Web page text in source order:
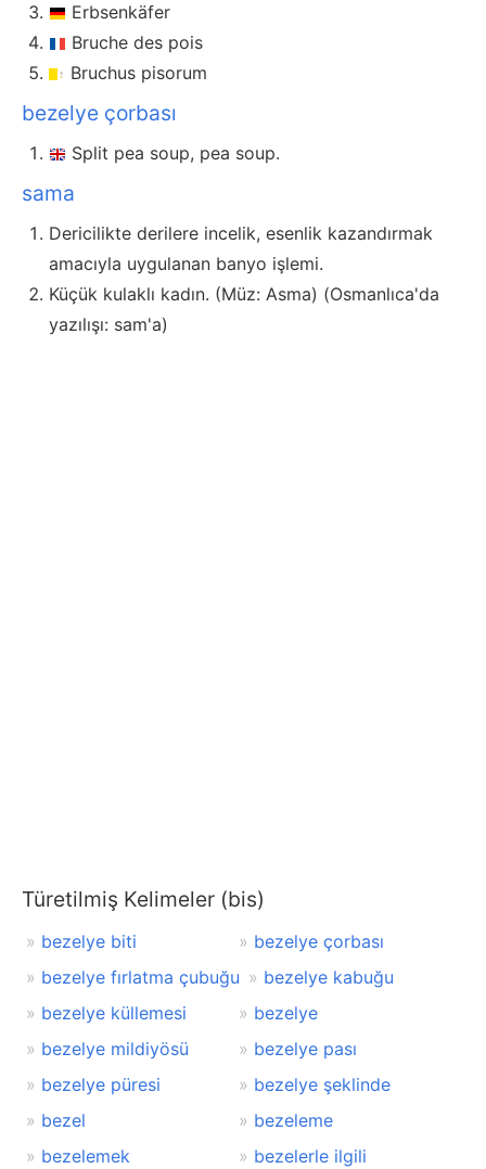
Erbsenkäfer
Bruche des pois
Bruchus pisorum
bezelye çorbası
Split pea soup, pea soup.
sama
Dericilikte derilere incelik, esenlik kazandırmak
amacıyla uygulanan banyo işlemi.
Küçük kulaklı kadın. (Müz: Asma) (Osmanlıca'da
yazılışı: sam'a)
Türetilmiş Kelimeler (bis)
bezelye biti
bezelye çorbası
bezelye fırlatma çubuğu
bezelye kabuğu
bezelye küllemesi
bezelye
bezelye mildiyösü
bezelye pası
bezelye püresi
bezelye şeklinde
bezel
bezeleme
bezelemek
bezelerle ilgili